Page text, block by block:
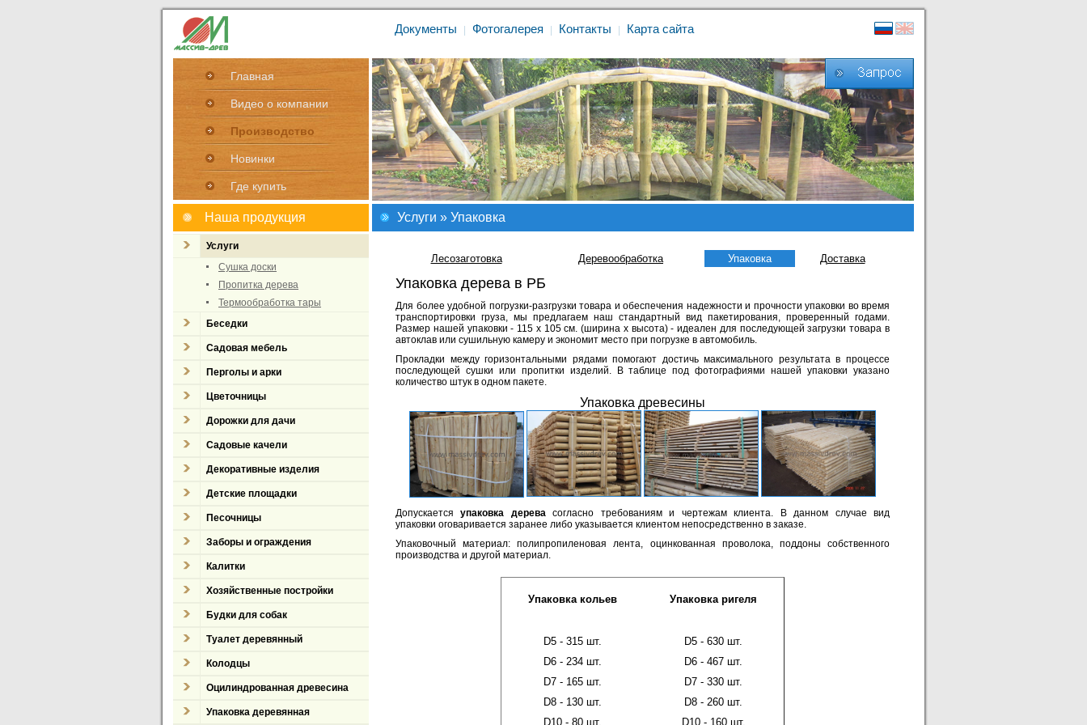
Документы Фотогалерея Контакты Карта сайта
Главная
Видео о компании
Производство
Новинки
Где купить
Наша продукция Услуги » Упаковка
Услуги
Сушка доски
Пропитка дерева
Термообработка тары
Беседки
Садовая мебель
Перголы и арки
Цветочницы
Дорожки для дачи
Садовые качели
Декоративные изделия
Детские площадки
Песочницы
Заборы и ограждения
Калитки
Хозяйственные постройки
Будки для собак
Туалет деревянный
Колодцы
Оцилиндрованная древесина
Упаковка деревянная
Лесозаготовка Деревообработка Упаковка Доставка
Упаковка дерева в РБ
Для более удобной погрузки-разгрузки товара и обеспечения надежности и прочности упаковки во время
транспортировки груза, мы предлагаем наш стандартный вид пакетирования, проверенный годами.
Размер нашей упаковки - 115 x 105 см. (ширина x высота) - идеален для последующей загрузки товара в
автоклав или сушильную камеру и экономит место при погрузке в автомобиль.
Прокладки между горизонтальными рядами помогают достичь максимального результата в процессе
последующей сушки или пропитки изделий. В таблице под фотографиями нашей упаковки указано
количество штук в одном пакете.
Упаковка древесины
Допускаетсяупаковка деревасогласно требованиям и чертежам клиента. В данном случае вид
упаковки оговаривается заранее либо указывается клиентом непосредственно в заказе.
Упаковочный материал: полипропиленовая лента, оцинкованная проволока, поддоны собственного
производства и другой материал.
Упаковка кольев Упаковка ригеля
D5 - 315 шт.
D6 - 234 шт.
D7 - 165 шт.
D8 - 130 шт.
D10 - 80 шт.
D5 - 630 шт.
D6 - 467 шт.
D7 - 330 шт.
D8 - 260 шт.
D10 - 160 шт.